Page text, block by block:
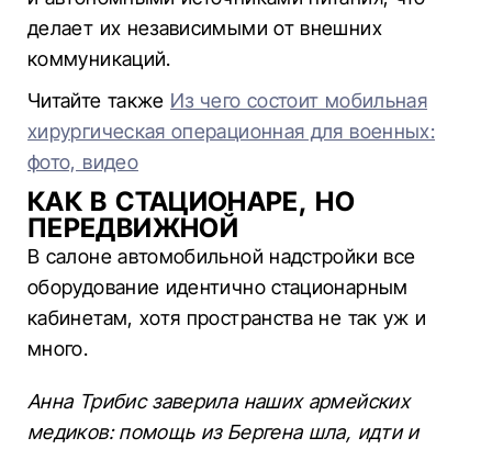
делает их независимыми от внешних
коммуникаций.
Читайте также Из чего состоит мобильная
хирургическая операционная для военных:
фото, видео
КАК В СТАЦИОНАРЕ, НО
ПЕРЕДВИЖНОЙ
В салоне автомобильной надстройки все
оборудование идентично стационарным
кабинетам, хотя пространства не так уж и
много.
Анна Трибис заверила наших армейских
медиков: помощь из Бергена шла, идти и